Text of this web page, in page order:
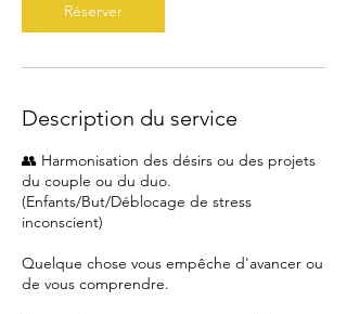
Réserver
Description du service
👥 Harmonisation des désirs ou des projets
du couple ou du duo.
(Enfants/But/Déblocage de stress
inconscient)
Quelque chose vous empêche d'avancer ou
de vous comprendre.